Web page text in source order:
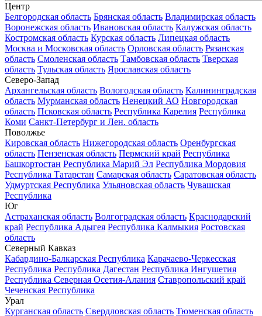
Центр
Белгородская область Брянская область Владимирская область
Воронежская область Ивановская область Калужская область
Костромская область Курская область Липецкая область
Москва и Московская область Орловская область Рязанская
область Смоленская область Тамбовская область Тверская
область Тульская область Ярославская область
Северо-Запад
Архангельская область Вологодская область Калининградская
область Мурманская область Ненецкий АО Новгородская
область Псковская область Республика Карелия Республика
Коми Санкт-Петербург и Лен. область
Поволжье
Кировская область Нижегородская область Оренбургская
область Пензенская область Пермский край Республика
Башкортостан Республика Марий Эл Республика Мордовия
Республика Татарстан Самарская область Саратовская область
Удмуртская Республика Ульяновская область Чувашская
Республика
Юг
Астраханская область Волгоградская область Краснодарский
край Республика Адыгея Республика Калмыкия Ростовская
область
Северный Кавказ
Кабардино-Балкарская Республика Карачаево-Черкесская
Республика Республика Дагестан Республика Ингушетия
Республика Северная Осетия-Алания Ставропольский край
Чеченская Республика
Урал
Курганская область Свердловская область Тюменская область